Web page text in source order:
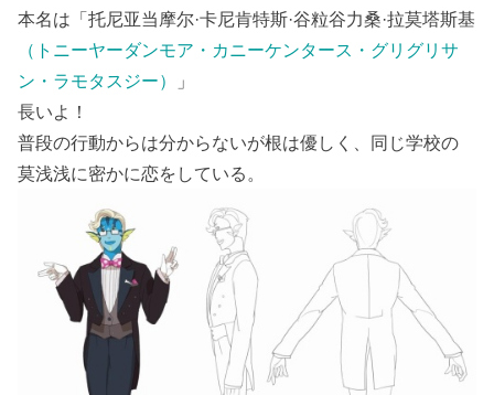
本名は「托尼亚当摩尔·卡尼肯特斯·谷粒谷力桑·拉莫塔斯基
（トニーヤーダンモア・カニーケンタース・グリグリサ
ン・ラモタスジー）
」
長いよ！
普段の行動からは分からないが根は優しく、同じ学校の
莫浅浅に密かに恋をしている。